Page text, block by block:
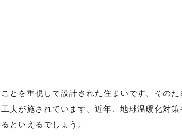
とを重視して設計された住まいです。その
夫が施されています。近年、地球温暖化対
といえるでしょう。